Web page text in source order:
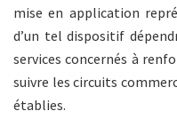
mise en application
d’un tel dispositif
services concernés à
suivre les circuits
établies.